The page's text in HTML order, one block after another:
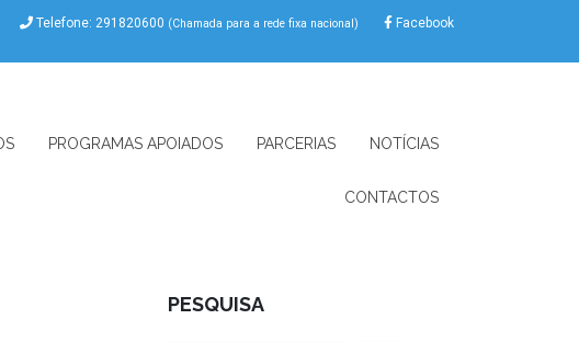
Telefone: 291820600 (Chamada para a rede fixa nacional) Facebook
PROGRAMAS APOIADOS PARCERIAS NOTÍCIAS
CONTACTOS
PESQUISA